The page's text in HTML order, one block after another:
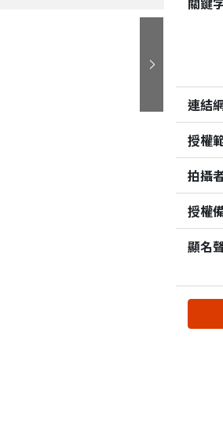
下一張
連結
授權
拍攝
授權
顯名